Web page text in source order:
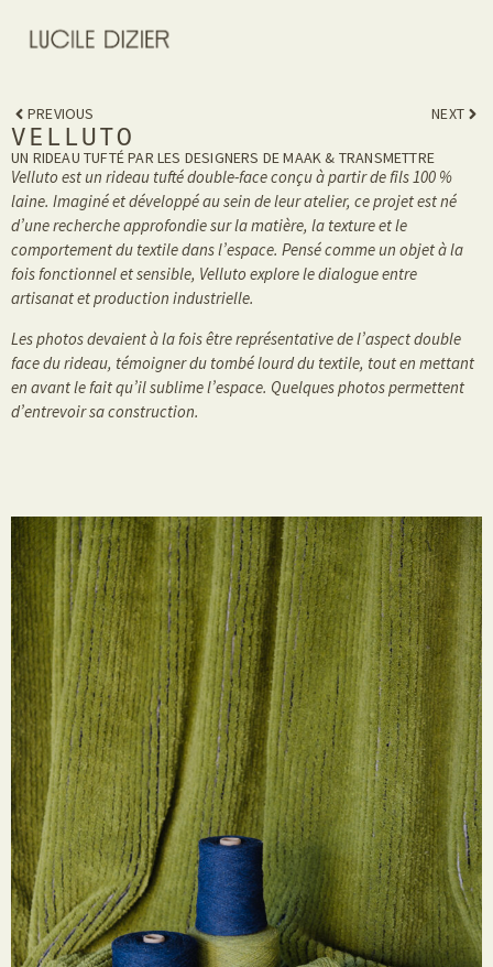
PREVIOUS NEXT
VELLUTO
UN RIDEAU TUFTÉ PAR LES DESIGNERS DE MAAK & TRANSMETTRE
Velluto est un rideau tufté double-face conçu à partir de fils 100 %
laine. Imaginé et développé au sein de leur atelier, ce projet est né
d’une recherche approfondie sur la matière, la texture et le
comportement du textile dans l’espace. Pensé comme un objet à la
fois fonctionnel et sensible, Velluto explore le dialogue entre
artisanat et production industrielle.
Les photos devaient à la fois être représentative de l’aspect double
face du rideau, témoigner du tombé lourd du textile, tout en mettant
en avant le fait qu’il sublime l’espace. Quelques photos permettent
d’entrevoir sa construction.